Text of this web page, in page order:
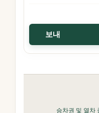
승차권 및 열차